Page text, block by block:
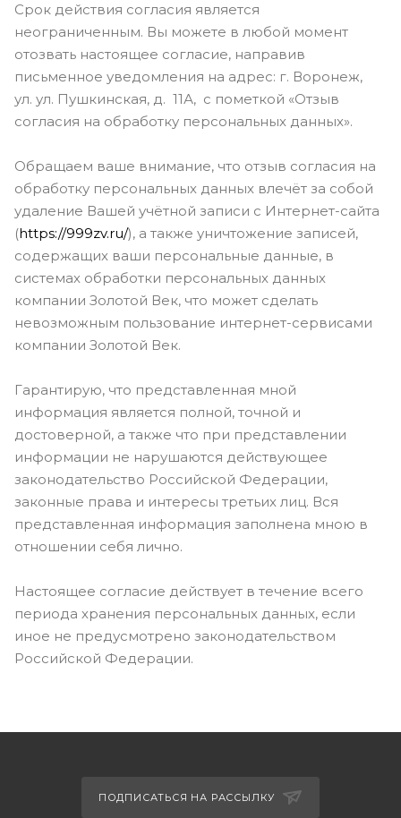
Срок действия согласия является
неограниченным. Вы можете в любой момент
отозвать настоящее согласие, направив
письменное уведомления на адрес: г. Воронеж,
ул. ул. Пушкинская, д. 11А, с пометкой «Отзыв
согласия на обработку персональных данных».
Обращаем ваше внимание, что отзыв согласия на
обработку персональных данных влечёт за собой
удаление Вашей учётной записи с Интернет-сайта
(https://999zv.ru/), а также уничтожение записей,
содержащих ваши персональные данные, в
системах обработки персональных данных
компании Золотой Век, что может сделать
невозможным пользование интернет-сервисами
компании Золотой Век.
Гарантирую, что представленная мной
информация является полной, точной и
достоверной, а также что при представлении
информации не нарушаются действующее
законодательство Российской Федерации,
законные права и интересы третьих лиц. Вся
представленная информация заполнена мною в
отношении себя лично.
Настоящее согласие действует в течение всего
периода хранения персональных данных, если
иное не предусмотрено законодательством
Российской Федерации.
ПОДПИСАТЬСЯ НА РАССЫЛКУ